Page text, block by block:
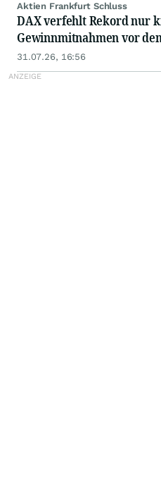
Aktien Frankfurt Schluss
DAX verfehlt Rekord nur
Gewinnmitnahmen vor
31.07.26, 16:56